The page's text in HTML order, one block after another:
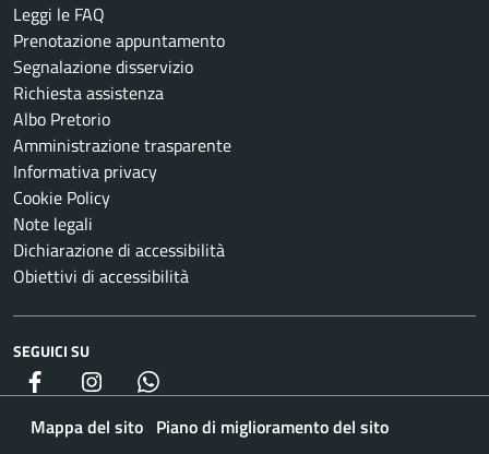
Leggi le FAQ
Prenotazione appuntamento
Segnalazione disservizio
Richiesta assistenza
Albo Pretorio
Amministrazione trasparente
Informativa privacy
Cookie Policy
Note legali
Dichiarazione di accessibilità
Obiettivi di accessibilità
SEGUICI SU
Facebook Instagram
Mappa del sito Piano di miglioramento del sito